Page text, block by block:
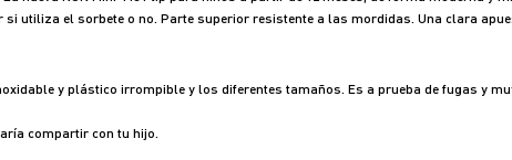
si utiliza el sorbete o no. Parte superior resistente a las mordidas. Una clara
y plástico irrompible y los diferentes tamaños. Es a prueba de fugas y
compartir con tu hijo.